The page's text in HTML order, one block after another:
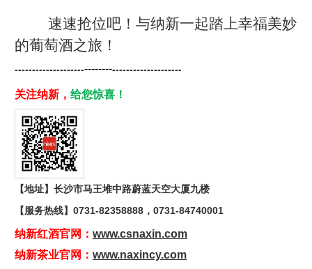
速速抢位吧！与纳新一起踏上幸福美妙
的葡萄酒之旅！
------------------------------------------------
关注纳新， 给您惊喜！
【地址】长沙市马王堆中路蔚蓝天空大厦九楼
【服务热线】 0731-82358888，0731-84740001
纳新红酒官网： www.csnaxin.com
纳新茶业官网： www.naxincy.com